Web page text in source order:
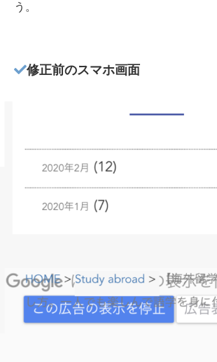
う。
修正前のスマホ画面